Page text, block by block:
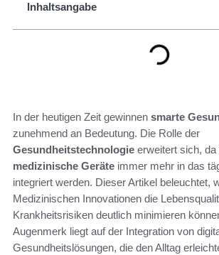
Inhaltsangabe
In der heutigen Zeit gewinnen smarte
zunehmend an Bedeutung. Die Rolle der
Gesundheitstechnologie erweitert sich, da
medizinische Geräte immer mehr in das
integriert werden. Dieser Artikel beleuchtet,
Medizinischen Innovationen die
Krankheitsrisiken deutlich minimieren
Augenmerk liegt auf der Integration von
Gesundheitslösungen, die den Alltag